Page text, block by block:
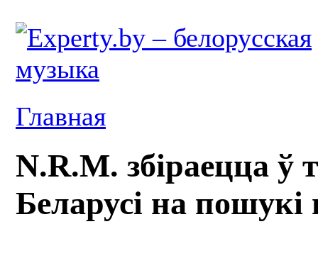
Главная
N.R.M. збіраецца ў
Беларусі на пошукі